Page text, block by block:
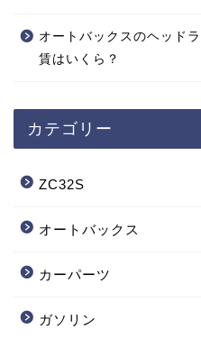
オートバックスのヘッド
賃はいくら？
カテゴリー
ZC32S
オートバックス
カーパーツ
ガソリン